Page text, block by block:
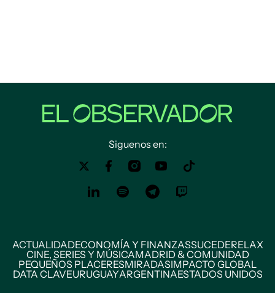
Siguenos en:
ACTUALIDADECONOMÍA Y FINANZASSUCEDERELAX
CINE, SERIES Y MÚSICAMADRID & COMUNIDAD
PEQUEÑOS PLACERESMIRADASIMPACTO GLOBAL
DATA CLAVEURUGUAYARGENTINAESTADOS UNIDOS